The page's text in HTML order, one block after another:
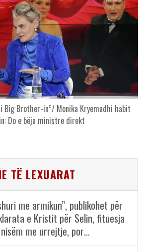
Big Brother-in”/ Monika Kryemadhi habit
Do e bëja ministre direkt
TË LEXUARAT
me armikun”, publikohet për
e Kristit për Selin, fituesja
me urrejtje, por…